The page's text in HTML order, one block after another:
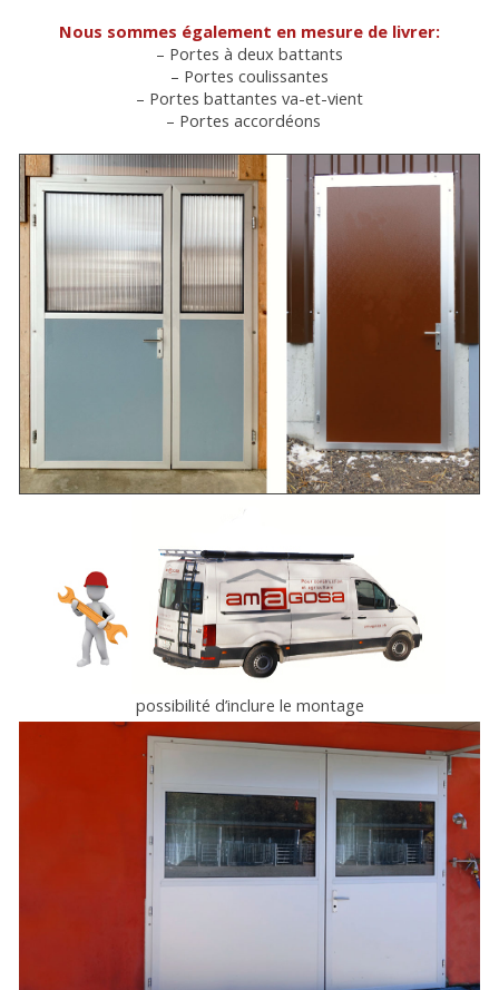
Nous sommes également en mesure de livrer:
– Portes à deux battants
– Portes coulissantes
– Portes battantes va-et-vient
– Portes accordéons
possibilité d’inclure le montage